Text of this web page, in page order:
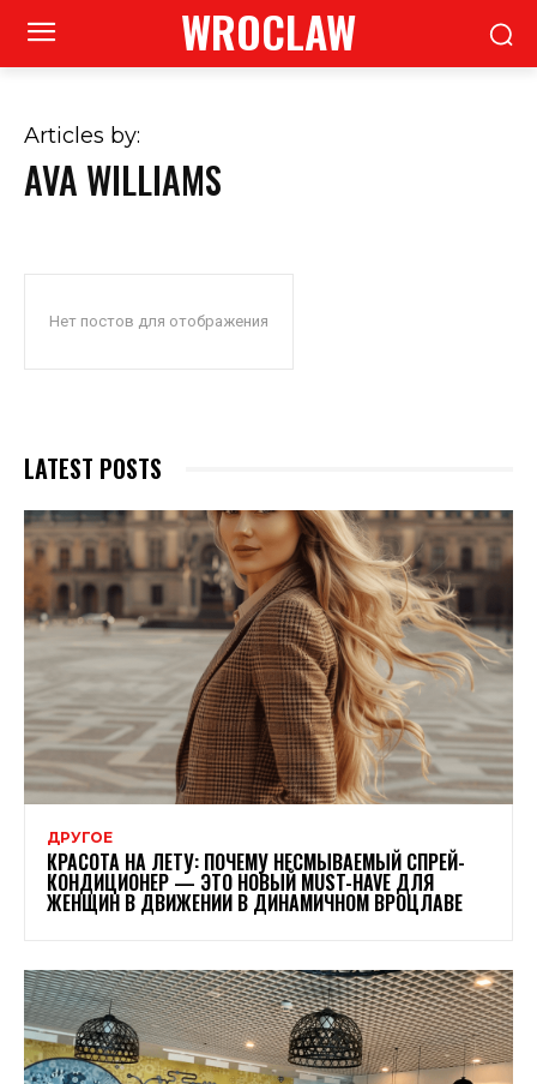
WROCLAW
Articles by:
AVA WILLIAMS
Нет постов для отображения
LATEST POSTS
ДРУГОЕ
КРАСОТА НА ЛЕТУ: ПОЧЕМУ НЕСМЫВАЕМЫЙ СПРЕЙ-
КОНДИЦИОНЕР — ЭТО НОВЫЙ MUST-HAVE ДЛЯ
ЖЕНЩИН В ДВИЖЕНИИ В ДИНАМИЧНОМ ВРОЦЛАВЕ